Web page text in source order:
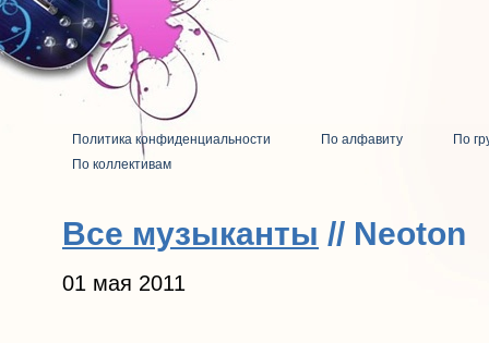
Политика конфиденциальности По алфавиту
По
По коллективам
Все музыканты // Neoton
01 мая 2011